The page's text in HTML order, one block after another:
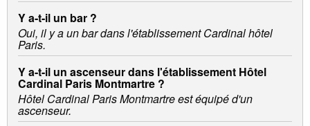
Y a-t-il un bar ?
Oui, il y a un bar dans l'établissement Cardinal hôtel
Paris.
Y a-t-il un ascenseur dans l'établissement Hôtel
Cardinal Paris Montmartre ?
Hôtel Cardinal Paris Montmartre est équipé d'un
ascenseur.